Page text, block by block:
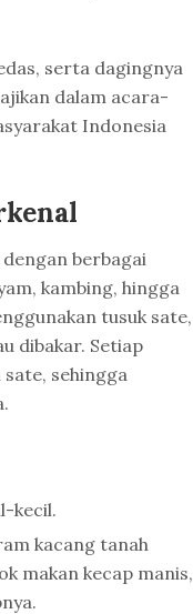
serta dagingnya
dalam acara-
Indonesia
berbagai
kambing, hingga
tusuk sate,
dibakar. Setiap
sehingga
kecil.
kacang tanah
makan kecap manis,